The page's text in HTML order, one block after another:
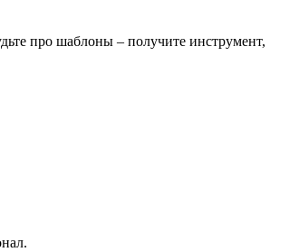
про шаблоны – получите инструмент,